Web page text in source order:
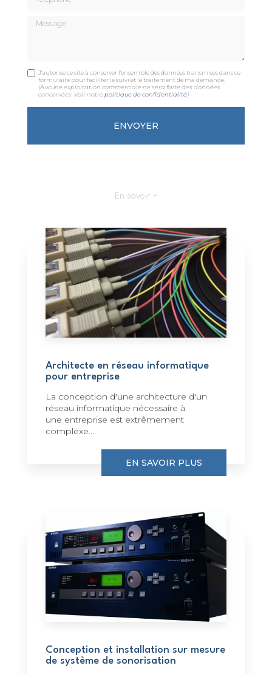
Message
J'autorise ce site à conserver l'ensemble des données transmises dans ce
formulaire pour faciliter le suivi et le traitement de ma demande.
(Aucune exploitation commerciale ne sera faite des données
concervées. Voir notrepolitique de confidentialité)
En savoir +
Architecte en réseau informatique
pour entreprise
La conception d'une architecture d'un
réseau informatique nécessaire à
une entreprise est extrêmement
complexe....
EN SAVOIR PLUS
Conception et installation sur mesure
de système de sonorisation